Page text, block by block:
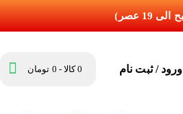
ورود / ثبت نام 0 کالا - 0 تومان